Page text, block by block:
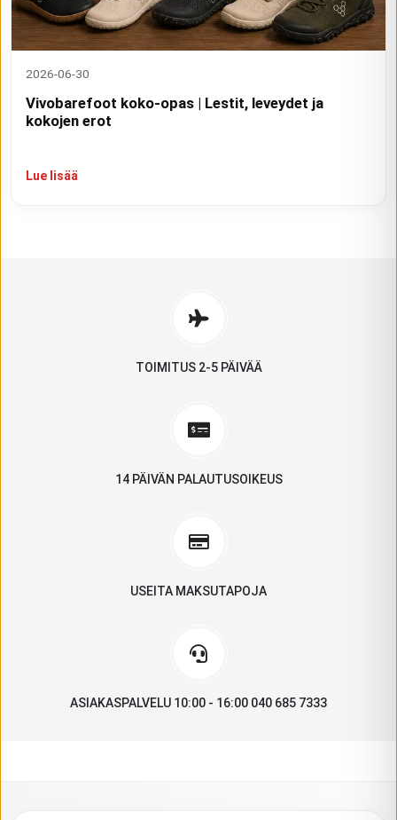
2026-06-30
Vivobarefoot koko-opas | Lestit, leveydet ja
kokojen erot
Lue lisää
TOIMITUS 2-5 PÄIVÄÄ
14 PÄIVÄN PALAUTUSOIKEUS
USEITA MAKSUTAPOJA
ASIAKASPALVELU 10:00 - 16:00 040 685 7333